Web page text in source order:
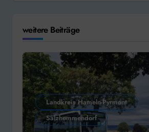
weitere Beiträge
Landkreis Hameln-Pyrmont
Salzhemmendorf